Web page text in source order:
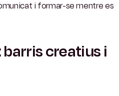
i formar-se mentre es
barris creatius i